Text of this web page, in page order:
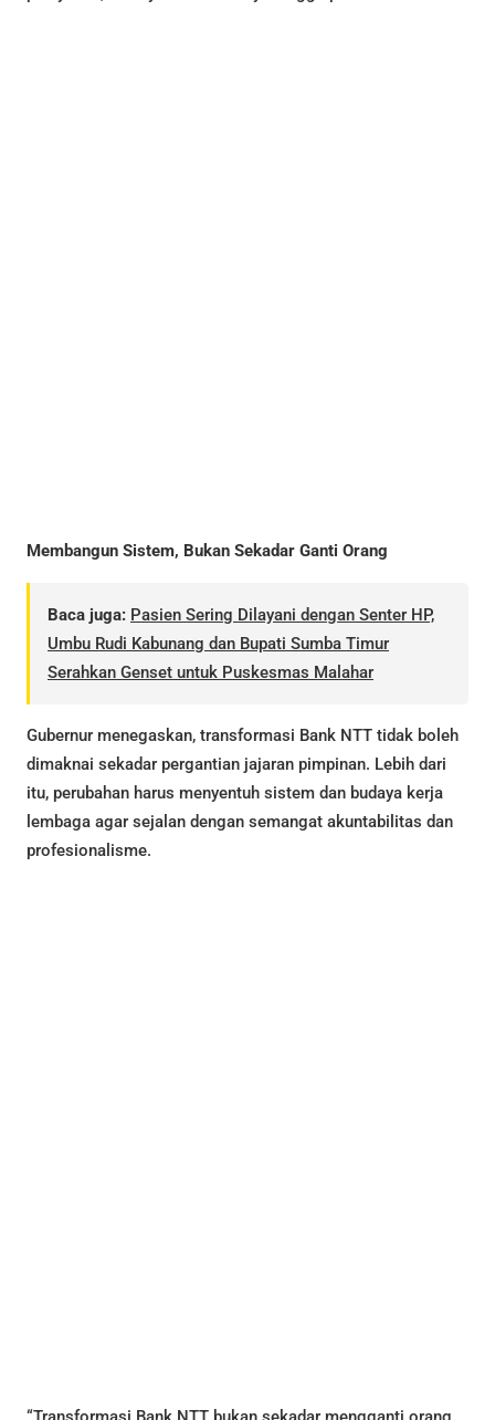
Membangun Sistem, Bukan Sekadar Ganti Orang
Baca juga: Pasien Sering Dilayani dengan Senter HP,
Umbu Rudi Kabunang dan Bupati Sumba Timur
Serahkan Genset untuk Puskesmas Malahar
Gubernur menegaskan, transformasi Bank NTT tidak boleh
dimaknai sekadar pergantian jajaran pimpinan. Lebih dari
itu, perubahan harus menyentuh sistem dan budaya kerja
lembaga agar sejalan dengan semangat akuntabilitas dan
profesionalisme.